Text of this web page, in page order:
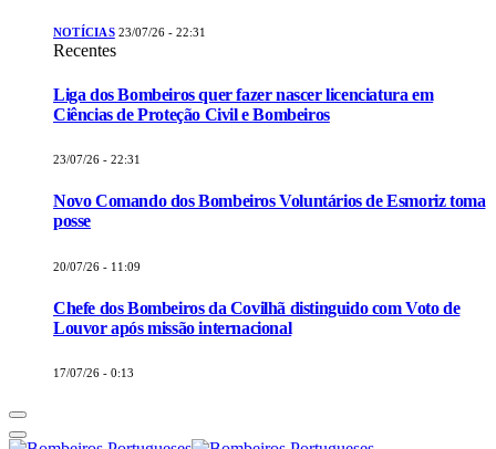
NOTÍCIAS 23/07/26 - 22:31
Recentes
Liga dos Bombeiros quer fazer nascer licenciatura em
Ciências de Proteção Civil e Bombeiros
23/07/26 - 22:31
Novo Comando dos Bombeiros Voluntários de Esmoriz toma
posse
20/07/26 - 11:09
Chefe dos Bombeiros da Covilhã distinguido com Voto de
Louvor após missão internacional
17/07/26 - 0:13